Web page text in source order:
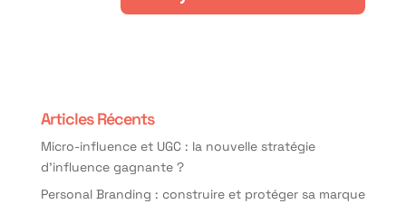
Articles Récents
Micro-influence et UGC : la nouvelle stratégie
d’influence gagnante ?
Personal Branding : construire et protéger sa marque